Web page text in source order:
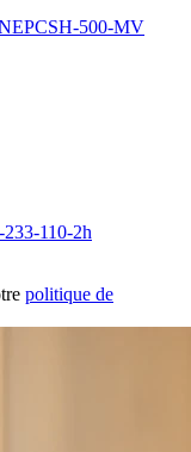
NEPCSH-500-MV
110-2h
politique de